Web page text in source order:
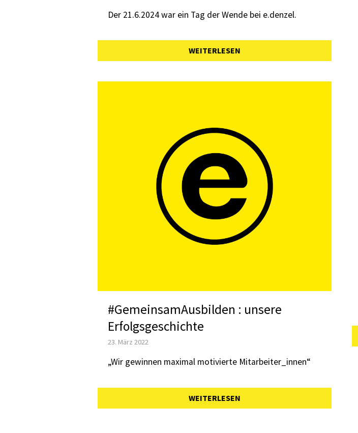
Der 21.6.2024 war ein Tag der Wende bei e.denzel.
WEITERLESEN
#GemeinsamAusbilden : unsere
Erfolgsgeschichte
23. März 2022
„Wir gewinnen maximal motivierte Mitarbeiter_innen“
WEITERLESEN